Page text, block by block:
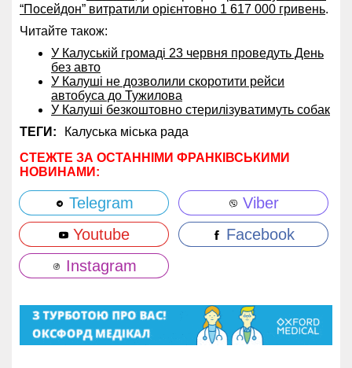
“Посейдон” витратили орієнтовно 1 617 000 гривень.
Читайте також:
У Калуській громаді 23 червня проведуть День
без авто
У Калуші не дозволили скоротити рейси
автобуса до Тужилова
У Калуші безкоштовно стерилізуватимуть собак
ТЕГИ:
Калуська міська рада
СТЕЖТЕ ЗА ОСТАННІМИ ФРАНКІВСЬКИМИ
НОВИНАМИ:
Telegram
Viber
Youtube
Facebook
Instagram